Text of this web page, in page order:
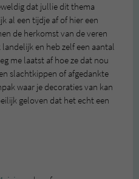
dat jullie dit thema
al een tijdje af of hier een
de herkomst van de veren
en heb zelf een aantal
me laatst af hoe ze dat nou
slachtkippen of afgedankte
waar je decoraties van kan
geloven dat het echt een